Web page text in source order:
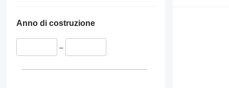
Anno di costruzione
–